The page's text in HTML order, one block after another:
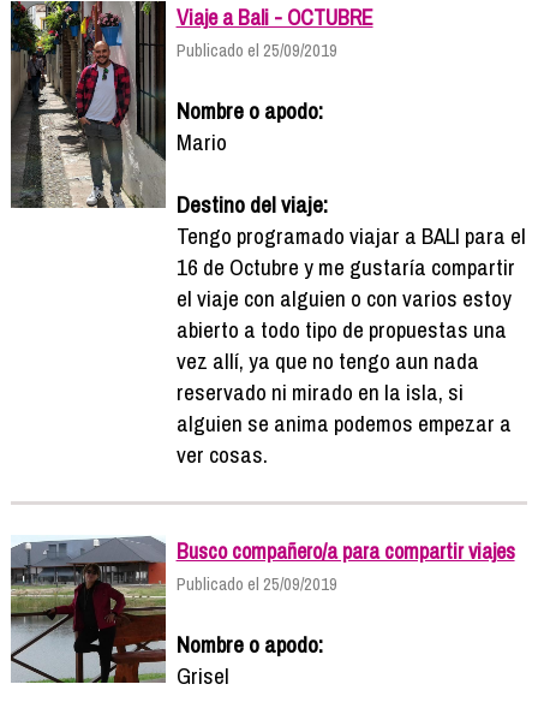
Viaje a Bali - OCTUBRE
Publicado el 25/09/2019
Nombre o apodo:
Mario
Destino del viaje:
Tengo programado viajar a BALI para el
16 de Octubre y me gustaría compartir
el viaje con alguien o con varios estoy
abierto a todo tipo de propuestas una
vez allí, ya que no tengo aun nada
reservado ni mirado en la isla, si
alguien se anima podemos empezar a
ver cosas.
Busco compañero/a para compartir viajes
Publicado el 25/09/2019
Nombre o apodo:
Grisel